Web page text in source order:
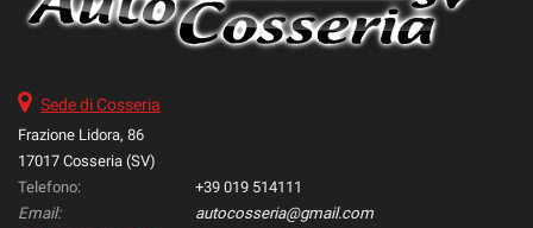
Sede di Cosseria
Frazione Lidora, 86
17017 Cosseria (SV)
Telefono:
+39 019 514111
Email:
autocosseria@gmail.com